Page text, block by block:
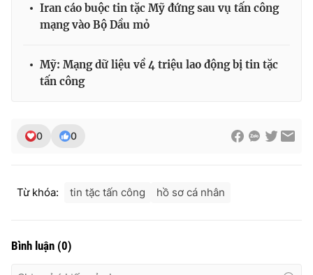
Video
VTV Money VTV Thể thao
Tấm lòng Việt
VTV4 Vươn mình bằng AI
Iran cáo buộc tin tặc Mỹ đứng sau vụ tấn công
mạng vào Bộ Dầu mỏ
Mỹ: Mạng dữ liệu về 4 triệu lao động bị tin tặc
tấn công
0 0
Từ khóa: tin tặc tấn công hồ sơ cá nhân
Bình luận (0)